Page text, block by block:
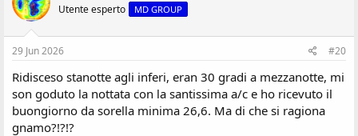
Utente esperto MD GROUP
29 Jun 2026 #20
Ridisceso stanotte agli inferi, eran 30 gradi a mezzanotte, mi
son goduto la nottata con la santissima a/c e ho ricevuto il
buongiorno da sorella minima 26,6. Ma di che si ragiona
gnamo?!?!?